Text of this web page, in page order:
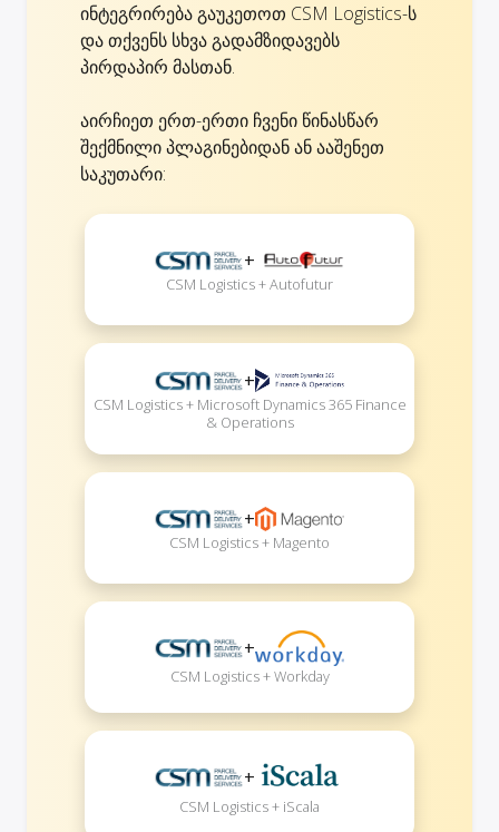
ინტეგრირება გაუკეთოთ CSM Logistics-ს
და თქვენს სხვა გადამზიდავებს
პირდაპირ მასთან.
აირჩიეთ ერთ-ერთი ჩვენი წინასწარ
შექმნილი პლაგინებიდან ან ააშენეთ
საკუთარი:
+
CSM Logistics + Autofutur
+
CSM Logistics + Microsoft Dynamics 365 Finance
& Operations
+
CSM Logistics + Magento
+
CSM Logistics + Workday
+
CSM Logistics + iScala